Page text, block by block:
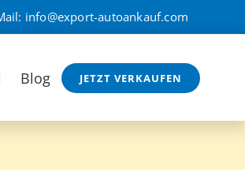
info@export-autoankauf.com
Blog JETZT VERKAUFEN